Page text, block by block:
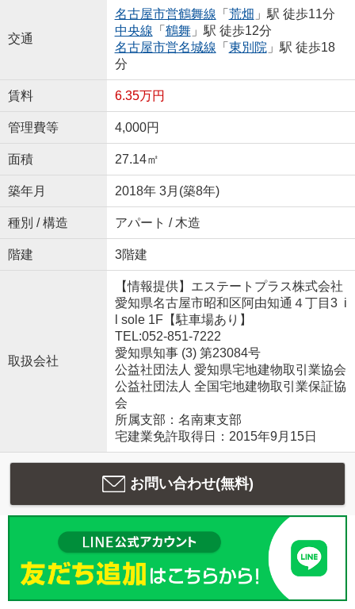
交通
名古屋市営鶴舞線 「 荒畑 」駅 徒歩11分
中央線 「 鶴舞」駅 徒歩12分
名古屋市営名城線 「 東別院 」駅 徒歩18
分
賃料 6.35万円
管理費等 4,000円
面積 27.14㎡
築年月 2018年 3月(築8年)
種別 / 構造 アパート / 木造
階建 3階建
取扱会社
【情報提供】エステートプラス株式会社
愛知県名古屋市昭和区阿由知通４丁目3 i
l sole 1F【駐車場あり】
TEL:052-851-7222
愛知県知事 (3) 第23084号
公益社団法人 愛知県宅地建物取引業協会
公益社団法人 全国宅地建物取引業保証協
会
所属支部：名南東支部
宅建業免許取得日：2015年9月15日
お問い合わせ(無料)